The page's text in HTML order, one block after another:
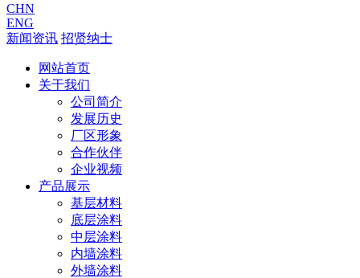
CHN
ENG
新闻资讯 招贤纳士
网站首页
关于我们
公司简介
发展历史
厂区形象
合作伙伴
企业视频
产品展示
基层材料
底层涂料
中层涂料
内墙涂料
外墙涂料